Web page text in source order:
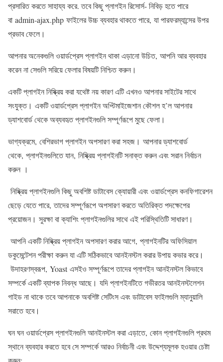
প্রসারিত করতে সাহায্য করে. তবে কিছু প্লাগইন রিসোর্স- নিবিড় হতে পারে
বা admin-ajax.php ফাইলের উচ্চ ব্যবহার থাকতে পারে, যা পারফরম্যান্সের উপর
প্রভাব ফেলে।
আপনার অনেকগুলি ওয়ার্ডপ্রেস প্লাগইন থাকা এড়ানো উচিত, আপনি আর ব্যবহার
করেন না সেগুলি সরিয়ে ফেলার বিষয়টি নিশ্চিত করুন।
একটি প্লাগইন নিষ্ক্রিয় করা যথেষ্ট নয় কারণ এটি এখনও আপনার সাইটের সাথে
সংযুক্ত। একটি ওয়ার্ডপ্রেস প্লাগইন অপ্টিমাইজেশান কৌশল হ’ল আপনার
ড্যাশবোর্ড থেকে অব্যবহৃত প্লাগইনগুলি সম্পূর্ণরূপে মুছে ফেলা।
ভাগ্যক্রমে, বেশিরভাগ প্লাগইন অপসারণ করা সহজ। আপনার ড্যাশবোর্ড
থেকে, প্লাগইনগুলিতে যান, নিষ্ক্রিয় প্লাগইনটি সনাক্ত করুন এবং সরান নির্বাচন
করুন ।
নিষ্ক্রিয় প্লাগইনগুলি কিছু অবশিষ্ট ডাটাবেস ক্যোয়ারী এবং ওয়ার্ডপ্রেস কনফিগারেশন
ছেড়ে যেতে পারে, তাদের সম্পূর্ণরূপে অপসারণ করতে অতিরিক্ত পদক্ষেপের
প্রয়োজন। সুরক্ষা বা ক্যাশিং প্লাগইনগুলির সাথে এই পরিস্থিতিটি সাধারণ।
আপনি একটি নিষ্ক্রিয় প্লাগইন অপসারণ করার আগে, প্লাগইনটির অফিসিয়াল
ডকুমেন্টেশন পরীক্ষা করুন যা এটি সঠিকভাবে আনইনস্টল করার উপায় কভার করে।
উদাহরণস্বরূপ, Yoast এসইও সম্পূর্ণরূপে তাদের প্লাগইন আনইনস্টল কিভাবে
সম্পর্কে একটি ব্যাপক নিবন্ধ আছে। যদি প্লাগইনটিতে গভীরতর আনইনস্টলেশন
গাইড না থাকে তবে আপনাকে অবশিষ্ট সেটিংস এবং ডাটাবেস ফাইলগুলি ম্যানুয়ালি
সরাতে হবে।
ঘন ঘন ওয়ার্ডপ্রেস প্লাগইনগুলি আনইনস্টল করা এড়াতে, কোন প্লাগইনগুলি প্রথম
স্থানে ব্যবহার করতে হবে সে সম্পর্কে আরও নির্বাচনী এবং উদ্দেশ্যমূলক হওয়ার চেষ্টা